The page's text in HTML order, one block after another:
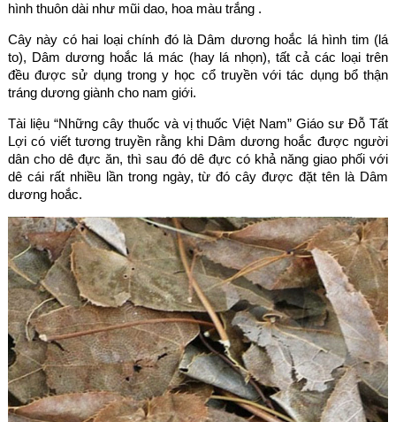
hình thuôn dài như mũi dao, hoa màu trắng .
Cây này có hai loại chính đó là Dâm dương hoắc lá hình tim (lá
to), Dâm dương hoắc lá mác (hay lá nhọn), tất cả các loại trên
đều được sử dụng trong y học cổ truyền với tác dụng bổ thận
tráng dương giành cho nam giới.
Tài liệu “Những cây thuốc và vị thuốc Việt Nam” Giáo sư Đỗ Tất
Lợi có viết tương truyền rằng khi Dâm dương hoắc được người
dân cho dê đực ăn, thì sau đó dê đực có khả năng giao phối với
dê cái rất nhiều lần trong ngày, từ đó cây được đặt tên là Dâm
dương hoắc.